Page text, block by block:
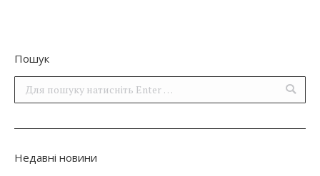
Пошук
Поиск:
Недавні новини